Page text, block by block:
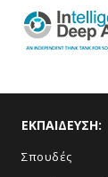
ΕΚΠΑΙΔΕΥΣΗ:
Σπουδές